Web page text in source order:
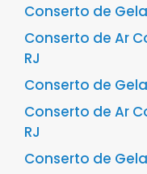
Conserto de
Conserto de Ar
RJ
Conserto de
Conserto de Ar
RJ
Conserto de